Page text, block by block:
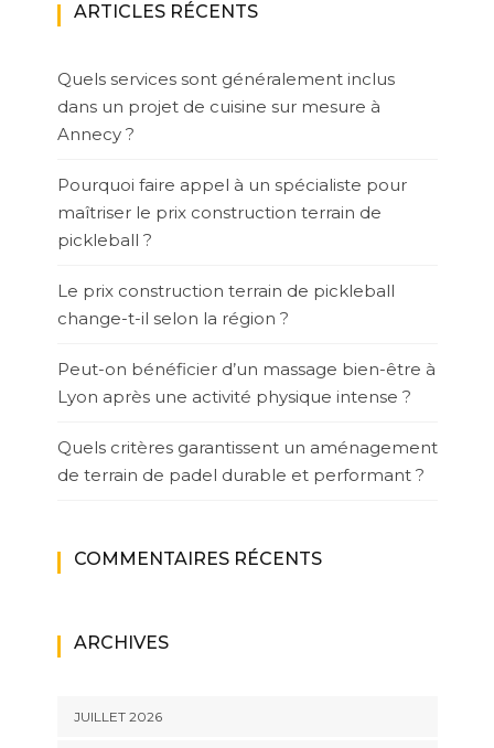
ARTICLES RÉCENTS
Quels services sont généralement inclus
dans un projet de cuisine sur mesure à
Annecy ?
Pourquoi faire appel à un spécialiste pour
maîtriser le prix construction terrain de
pickleball ?
Le prix construction terrain de pickleball
change-t-il selon la région ?
Peut-on bénéficier d’un massage bien-être à
Lyon après une activité physique intense ?
Quels critères garantissent un aménagement
de terrain de padel durable et performant ?
COMMENTAIRES RÉCENTS
ARCHIVES
JUILLET 2026